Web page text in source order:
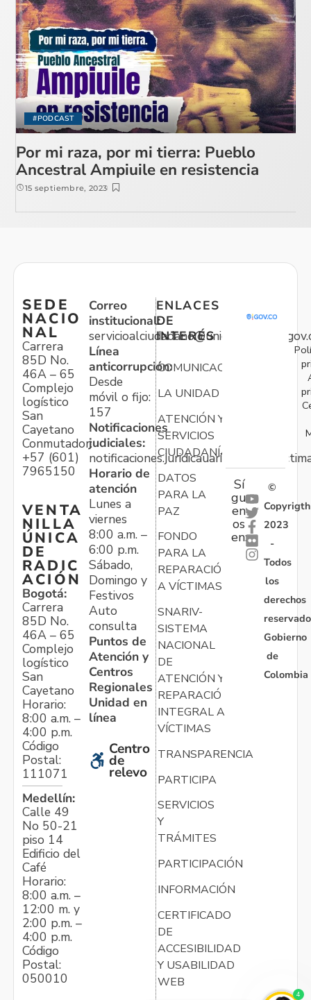
#PODCAST
Por mi raza, por mi tierra: Pueblo
Ancestral Ampiuile en resistencia
15 septiembre, 2023
SEDE
NACIO
NAL
Carrera
85D No.
46A – 65
Complejo
logístico
San
Cayetano
Conmutador:
+57 (601)
7965150
VENTA
NILLA
ÚNICA
DE
RADIC
ACIÓN
Bogotá:
Carrera
85D No.
46A – 65
Complejo
logístico
San
Cayetano
Horario:
8:00 a.m. –
4:00 p.m.
Código
Postal:
111071
Medellín:
Calle 49
No 50-21
piso 14
Edificio del
Café
Horario:
8:00 a.m. –
12:00 m. y
2:00 p.m. –
4:00 p.m.
Código
Postal:
050010
Correo
institucional:
Línea
anticorrupción:
Desde
móvil o fijo:
157
Notificaciones
judiciales:
Horario de
atención
Lunes a
viernes
8:00 a.m. –
6:00 p.m.
Sábado,
Domingo y
Festivos
Auto
consulta
Puntos de
Atención y
Centros
Regionales
Unidad en
línea
Centro
de
relevo
ENLACES
DE
INTERÉS
COMUNICACIONES
LA UNIDAD
ATENCIÓN Y
SERVICIOS
CIUDADANÍA
DATOS
PARA LA
PAZ
FONDO
PARA LA
REPARACIÓN
A VÍCTIMAS
SNARIV-
SISTEMA
NACIONAL
DE
ATENCIÓN Y
REPARACIÓN
INTEGRAL A
VÍCTIMAS
TRANSPARENCIA
PARTICIPA
SERVICIOS
Y
TRÁMITES
PARTICIPACIÓN
INFORMACIÓN
CERTIFICADO
DE
ACCESIBILIDAD
Y USABILIDAD
WEB
Sí
gu
en
os
en:
©
Copyrigth
2023
-
Todos
los
derechos
Gobierno
de
Colombia
4